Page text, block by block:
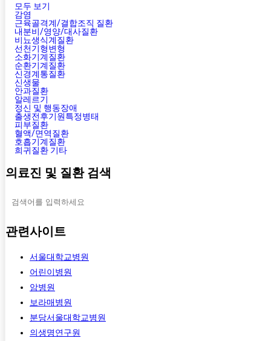
모두 보기
감염
근육골격계/결합조직 질환
내분비/영양/대사질환
비뇨생식계질환
선천기형변형
소화기계질환
순환기계질환
신경계통질환
신생물
안과질환
알레르기
정신 및 행동장애
출생전후기원특정병태
피부질환
혈액/면역질환
호흡기계질환
희귀질환 기타
의료진 및 질환 검색
관련사이트
서울대학교병원
어린이병원
암병원
보라매병원
분당서울대학교병원
의생명연구원